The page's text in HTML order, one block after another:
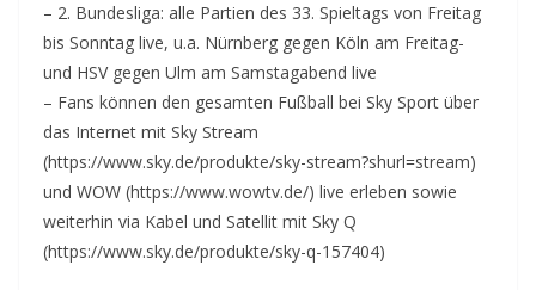
– 2. Bundesliga: alle Partien des 33. Spieltags von Freitag
bis Sonntag live, u.a. Nürnberg gegen Köln am Freitag-
und HSV gegen Ulm am Samstagabend live
– Fans können den gesamten Fußball bei Sky Sport über
das Internet mit Sky Stream
(https://www.sky.de/produkte/sky-stream?shurl=stream)
und WOW (https://www.wowtv.de/) live erleben sowie
weiterhin via Kabel und Satellit mit Sky Q
(https://www.sky.de/produkte/sky-q-157404)